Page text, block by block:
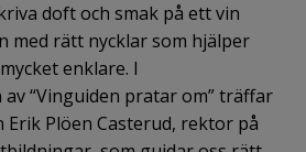
doft och smak på ett vin
med rätt nycklar som hjälper
enklare. I
“Vinguiden pratar om” träffar
Erik Plöen Casterud, rektor på